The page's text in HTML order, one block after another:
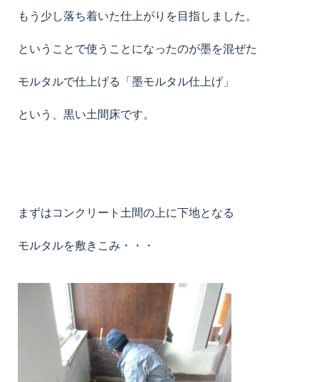
もう少し落ち着いた仕上がりを目指しました。
ということで使うことになったのが墨を混ぜた
モルタルで仕上げる「墨モルタル仕上げ」
という、黒い土間床です。
まずはコンクリート土間の上に下地となる
モルタルを敷きこみ・・・